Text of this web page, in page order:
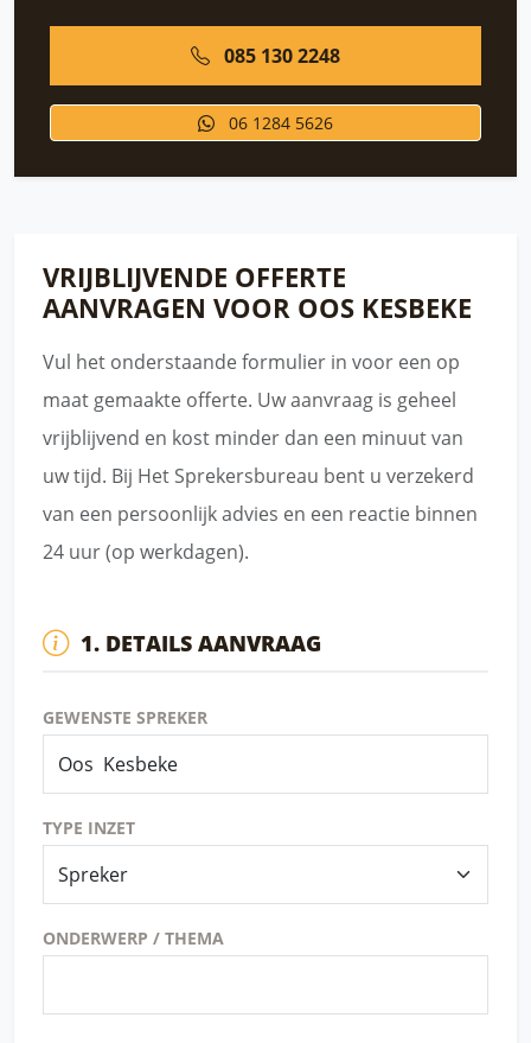
VRIJBLIJVENDE OFFERTE
AANVRAGEN VOOR OOS KESBEKE
Vul het onderstaande formulier in voor een op
maat gemaakte offerte. Uw aanvraag is geheel
vrijblijvend en kost minder dan een minuut van
uw tijd. Bij Het Sprekersbureau bent u verzekerd
van een persoonlijk advies en een reactie binnen
24 uur (op werkdagen).
1. DETAILS AANVRAAG
GEWENSTE SPREKER
TYPE INZET
ONDERWERP / THEMA
085 130 2248
06 1284 5626